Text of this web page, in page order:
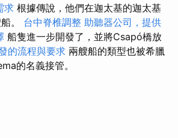
求 根據傳說，他們在迦太基的迦太基
。 台中脊椎調整 助聽器公司，提供
船隻進一步開發了，並將Csapó橋放
的流程與要求 兩艘船的類型也被希臘
的名義接管。